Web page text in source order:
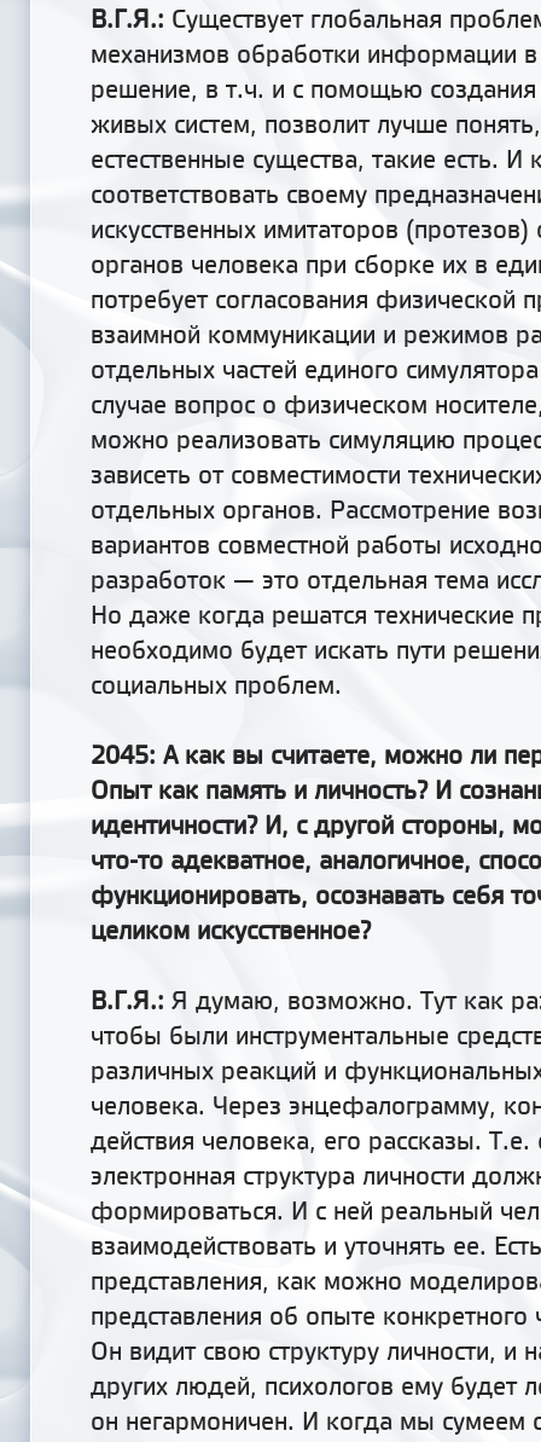
В.Г.Я.: Существует глобальная
механизмов обработки информации
решение, в т.ч. и с помощью создания
живых систем, позволит лучше
естественные существа, такие есть.
соответствовать своему
искусственных имитаторов
органов человека при сборке их в
потребует согласования физической
взаимной коммуникации и режимов
отдельных частей единого
случае вопрос о физическом
можно реализовать симуляцию
зависеть от совместимости
отдельных органов. Рассмотрение
вариантов совместной работы
разработок — это отдельная тема
Но даже когда решатся технические
необходимо будет искать пути
социальных проблем.
2045: А как вы считаете, можно ли
Опыт как память и личность? И
идентичности? И, с другой стороны,
что-то адекватное, аналогичное,
функционировать, осознавать себя
целиком искусственное?
В.Г.Я.: Я думаю, возможно. Тут как
чтобы были инструментальные
различных реакций и
человека. Через энцефалограмму,
действия человека, его рассказы.
электронная структура личности
формироваться. И с ней реальный
взаимодействовать и уточнять ее.
представления, как можно
представления об опыте конкретного
Он видит свою структуру личности, и
других людей, психологов ему будет
он негармоничен. И когда мы сумеем